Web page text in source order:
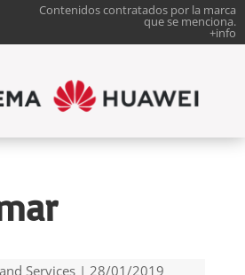
Contenidos contratados por la marca
que se menciona.
+info
Services| 28/01/2019